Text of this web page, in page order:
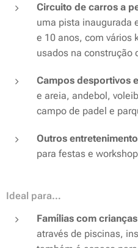
Circuito de carros a
uma pista inaugurada
e 10 anos, com vários
usados na construção
Campos desportivos
e areia, andebol,
campo de padel e
Outros
para festas e
Ideal para…
Famílias com crianças
através de piscinas,